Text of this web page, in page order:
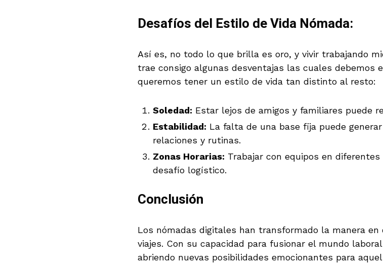
Desafíos del Estilo de Vida Nómada:
Así es, no todo lo que brilla es oro, y vivir trabajando
trae consigo algunas desventajas las cuales debemos
queremos tener un estilo de vida tan distinto al resto:
Soledad: Estar lejos de amigos y familiares puede
Estabilidad: La falta de una base fija puede
relaciones y rutinas.
Zonas Horarias: Trabajar con equipos en
desafío logístico.
Conclusión
Los nómadas digitales han transformado la manera
viajes. Con su capacidad para fusionar el mundo
abriendo nuevas posibilidades emocionantes para